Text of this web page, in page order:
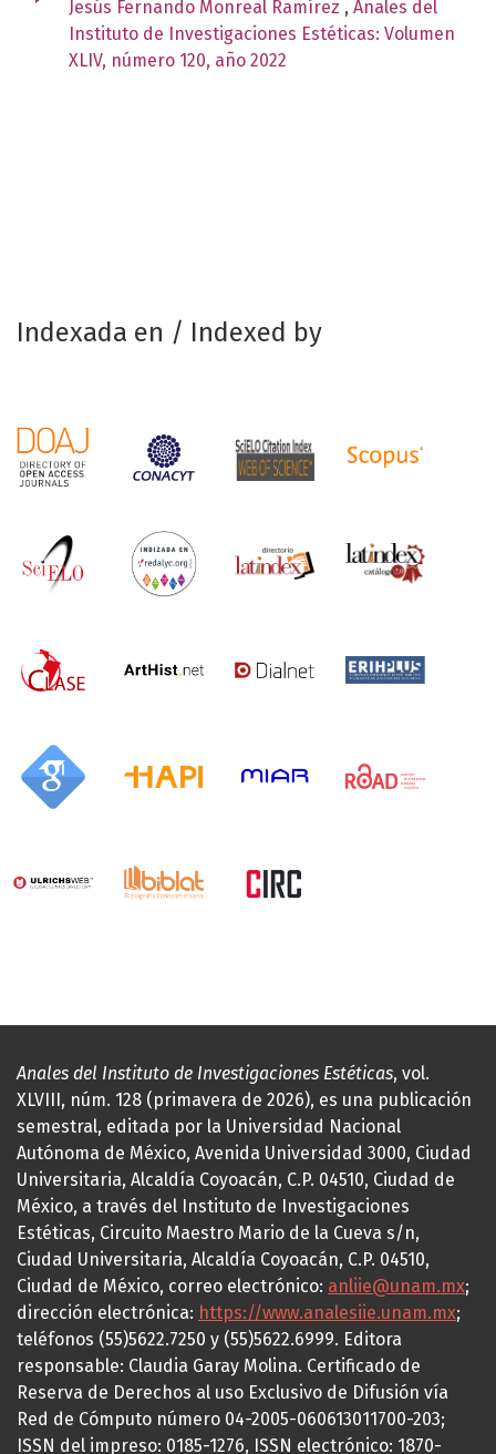
Jesús Fernando Monreal Ramírez , Anales del
Instituto de Investigaciones Estéticas: Volumen
XLIV, número 120, año 2022
Indexada en / Indexed by
Anales del Instituto de Investigaciones Estéticas, vol.
XLVIII, núm. 128 (primavera de 2026), es una publicación
semestral, editada por la Universidad Nacional
Autónoma de México, Avenida Universidad 3000, Ciudad
Universitaria, Alcaldía Coyoacán, C.P. 04510, Ciudad de
México, a través del Instituto de Investigaciones
Estéticas, Circuito Maestro Mario de la Cueva s/n,
Ciudad Universitaria, Alcaldía Coyoacán, C.P. 04510,
Ciudad de México, correo electrónico: anliie@unam.mx;
dirección electrónica: https://www.analesiie.unam.mx;
teléfonos (55)5622.7250 y (55)5622.6999. Editora
responsable: Claudia Garay Molina. Certificado de
Reserva de Derechos al uso Exclusivo de Difusión vía
Red de Cómputo número 04-2005-060613011700-203;
ISSN del impreso: 0185-1276, ISSN electrónico: 1870-